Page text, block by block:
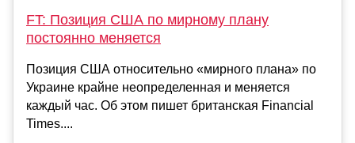
FT: Позиция США по мирному плану
постоянно меняется
Позиция США относительно «мирного плана» по
Украине крайне неопределенная и меняется
каждый час. Об этом пишет британская Financial
Times....